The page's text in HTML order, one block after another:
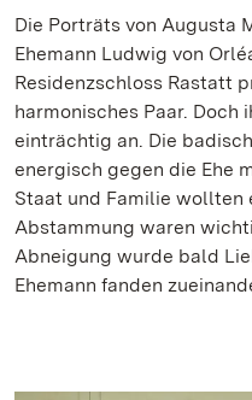
Die Porträts von Augusta
Ehemann Ludwig von
Residenzschloss Rastatt
harmonisches Paar. Doch
einträchtig an. Die
energisch gegen die Ehe
Staat und Familie wollten
Abstammung waren
Abneigung wurde bald
Ehemann fanden